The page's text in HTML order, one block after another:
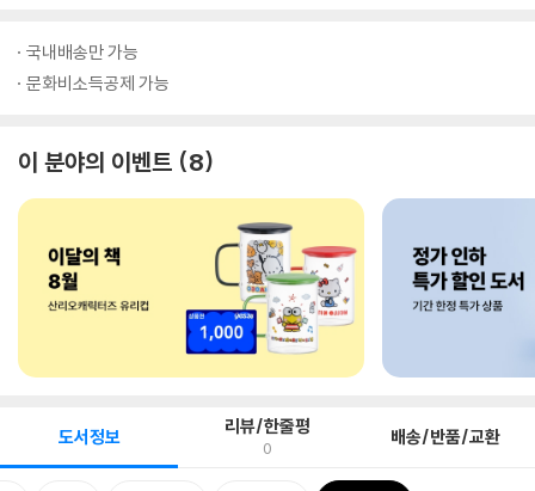
국내배송만 가능
문화비소득공제 가능
이 분야의 이벤트 8
도서정보 리뷰/한줄평
0 배송/반품/교환